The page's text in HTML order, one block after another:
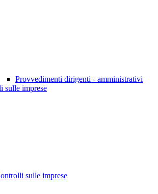
Provvedimenti dirigenti - amministrativi
sulle imprese
sulle imprese